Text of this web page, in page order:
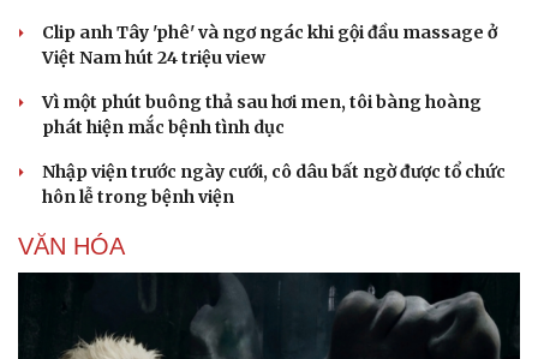
Văn hóa
Sân khấu - Điện ảnh
Di sản
Nghệ sĩ
Thời trang
Clip anh Tây 'phê' và ngơ ngác khi gội đầu massage ở
Việt Nam hút 24 triệu view
Vì một phút buông thả sau hơi men, tôi bàng hoàng
phát hiện mắc bệnh tình dục
Nhập viện trước ngày cưới, cô dâu bất ngờ được tổ chức
hôn lễ trong bệnh viện
VĂN HÓA